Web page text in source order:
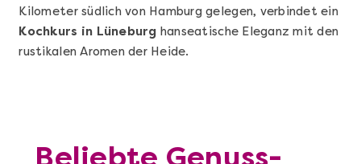
Kilometer südlich von Hamburg gelegen, verbindet ein
Kochkurs in Lüneburg hanseatische Eleganz mit den
rustikalen Aromen der Heide.